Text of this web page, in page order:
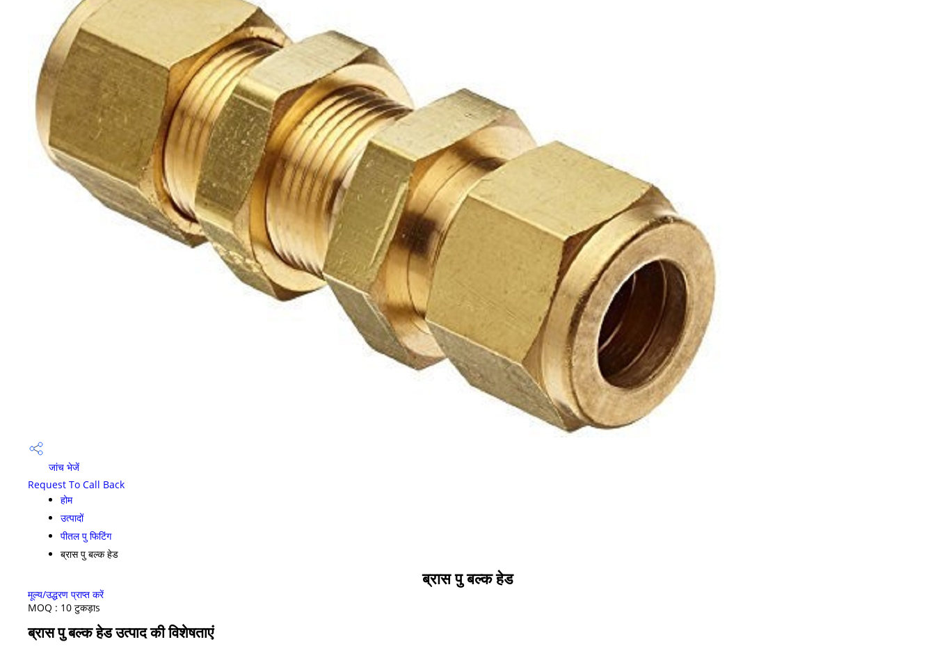
जांच भेजें
Request To Call Back
होम
उत्पादों
पीतल पु फिटिंग
ब्रास पु बल्क हेड
ब्रास पु बल्क हेड
मूल्य/उद्धरण प्राप्त करें
MOQ : 10 टुकड़ाs
ब्रास पु बल्क हेड उत्पाद की विशेषताएं